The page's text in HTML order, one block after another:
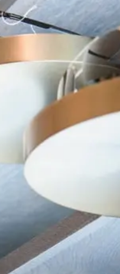
名牌太陽眼